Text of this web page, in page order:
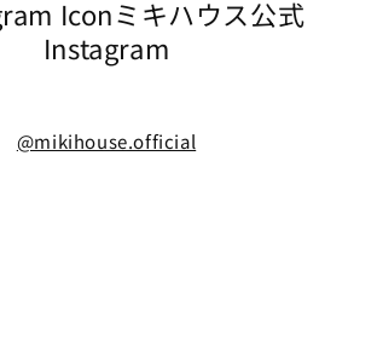
ミキハウス公式
Instagram
@mikihouse.official